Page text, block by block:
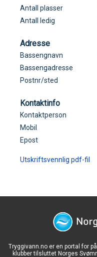
Antall plasser
Antall ledig
Adresse
Bassengnavn
Bassengadresse
Postnr/sted
Kontaktinfo
Kontaktperson
Mobil
Epost
Utskriftsvennlig pdf-fil
Tryggivann.no er en portal for
klubber tilsluttet Norges